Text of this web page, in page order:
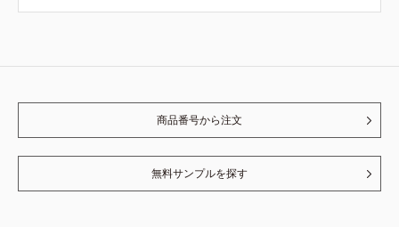
商品番号から注文
無料サンプルを探す